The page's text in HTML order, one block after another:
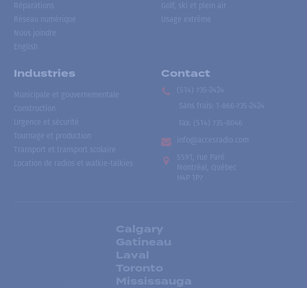
Réparations
Réseau numérique
Nous joindre
English
Golf, ski et plein air
Usage extrême
Industries
Municipale et gouvernementale
Construction
Urgence et sécurité
Tournage et production
Transport et transport scolaire
Location de radios et walkie-talkies
Contact
(514) 735-2424
Sans frais
1-866-735-2424
Fax:
(514) 735-8046
info@accesradio.com
5591, rue Paré
Montréal, Québec
H4P 1P7
Calgary
Gatineau
Laval
Toronto
Mississauga